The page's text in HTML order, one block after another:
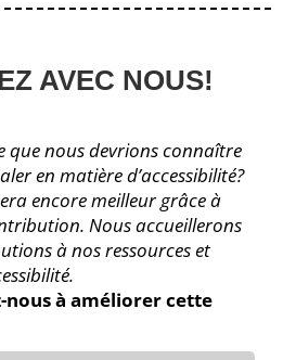
AVEC NOUS!
que nous devrions connaître
en matière d’accessibilité?
encore meilleur grâce à
Nous accueillerons
à nos ressources et
nous à améliorer cette